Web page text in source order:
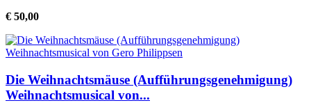
€ 50,00
Die Weihnachtsmäuse (Aufführungsgenehmigung)
Weihnachtsmusical von...